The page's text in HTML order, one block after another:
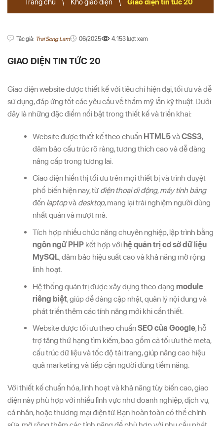
Trang chủ \ Kho giao diện \ Giao diện tin tức 20
Tác giả: Trai Song Lam 06/2025 4.153 lượt xem
GIAO DIỆN TIN TỨC 20
Giao diện website được thiết kế với tiêu chí hiện đại, tối ưu và dễ
sử dụng, đáp ứng tốt các yêu cầu về thẩm mỹ lẫn kỹ thuật. Dưới
đây là những đặc điểm nổi bật trong thiết kế và triển khai:
Website được thiết kế theo chuẩn HTML5vàCSS3,
đảm bảo cấu trúc rõ ràng, tương thích cao và dễ dàng
nâng cấp trong tương lai.
Giao diện hiển thị tối ưu trên mọi thiết bị và trình duyệt
phổ biến hiện nay, từ điện thoại di động,máy tính bảng
đến laptopvà desktop, mang lại trải nghiệm người dùng
nhất quán và mượt mà.
Tích hợp nhiều chức năng chuyên nghiệp, lập trình bằng
ngôn ngữ PHPkết hợp vớihệ quản trị cơ sở dữ liệu
MySQL, đảm bảo hiệu suất cao và khả năng mở rộng
linh hoạt.
Hệ thống quản trị được xây dựng theo dạng module
riêng biệt, giúp dễ dàng cập nhật, quản lý nội dung và
phát triển thêm các tính năng mới khi cần thiết.
Website được tối ưu theo chuẩnSEO của Google, hỗ
trợ tăng thứ hạng tìm kiếm, bao gồm cả tối ưu thẻ meta,
cấu trúc dữ liệu và tốc độ tải trang, giúp nâng cao hiệu
quả marketing và tiếp cận người dùng tiềm năng.
Với thiết kế chuẩn hóa, linh hoạt và khả năng tùy biến cao, giao
diện này phù hợp với nhiều lĩnh vực như doanh nghiệp, dịch vụ,
cá nhân, hoặc thương mại điện tử. Bạn hoàn toàn có thể chỉnh